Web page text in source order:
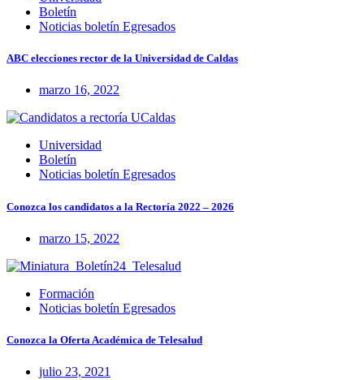
Boletín
Noticias boletín Egresados
ABC elecciones rector de la Universidad de Caldas
marzo 16, 2022
Universidad
Boletín
Noticias boletín Egresados
Conozca los candidatos a la Rectoría 2022 – 2026
marzo 15, 2022
Formación
Noticias boletín Egresados
Conozca la Oferta Académica de Telesalud
julio 23, 2021